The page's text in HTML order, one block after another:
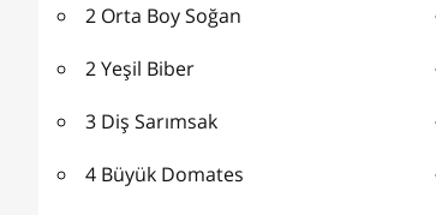
2 Orta Boy Soğan
2 Yeşil Biber
3 Diş Sarımsak
4 Büyük Domates